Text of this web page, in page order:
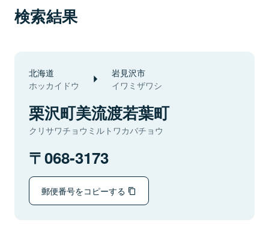
検索結果
北海道
ホッカイドウ
岩見沢市
イワミザワシ
栗沢町美流渡若葉町
クリサワチョウミルトワカバチョウ
068-3173
郵便番号をコピーする